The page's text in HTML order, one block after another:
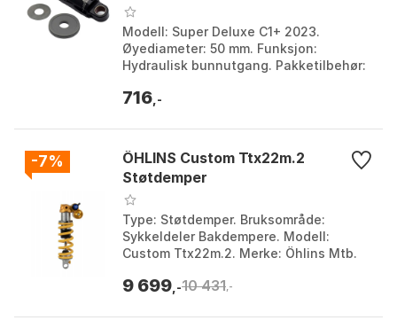
Modell: Super Deluxe C1+ 2023.
Øyediameter: 50 mm. Funksjon:
Hydraulisk bunnutgang. Pakketilbehør:
Størrelse: One Size.
716 ,-
-7%
ÖHLINS Custom Ttx22m.2
Støtdemper
Type: Støtdemper. Bruksområde:
Sykkeldeler Bakdempere. Modell:
Custom Ttx22m.2. Merke: Öhlins Mtb.
Størrelse 2: 230mm.
9 699 ,-10 431 ,-